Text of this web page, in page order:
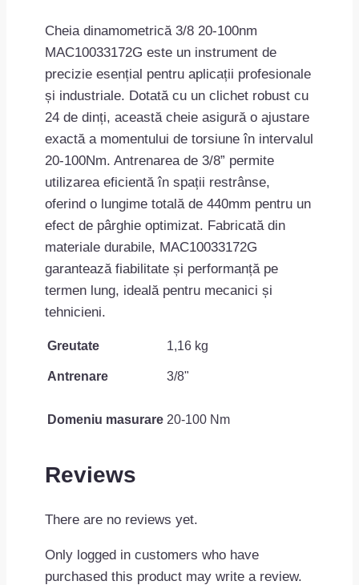
Cheia dinamometrică 3/8 20-100nm
MAC10033172G este un instrument de
precizie esențial pentru aplicații profesionale
și industriale. Dotată cu un clichet robust cu
24 de dinți, această cheie asigură o ajustare
exactă a momentului de torsiune în intervalul
20-100Nm. Antrenarea de 3/8” permite
utilizarea eficientă în spații restrânse,
oferind o lungime totală de 440mm pentru un
efect de pârghie optimizat. Fabricată din
materiale durabile, MAC10033172G
garantează fiabilitate și performanță pe
termen lung, ideală pentru mecanici și
tehnicieni.
Greutate 1,16 kg
Antrenare 3/8"
Domeniu masurare 20-100 Nm
Reviews
There are no reviews yet.
Only logged in customers who have
purchased this product may write a review.